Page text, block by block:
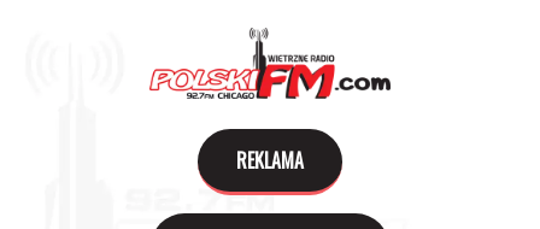
REKLAMA